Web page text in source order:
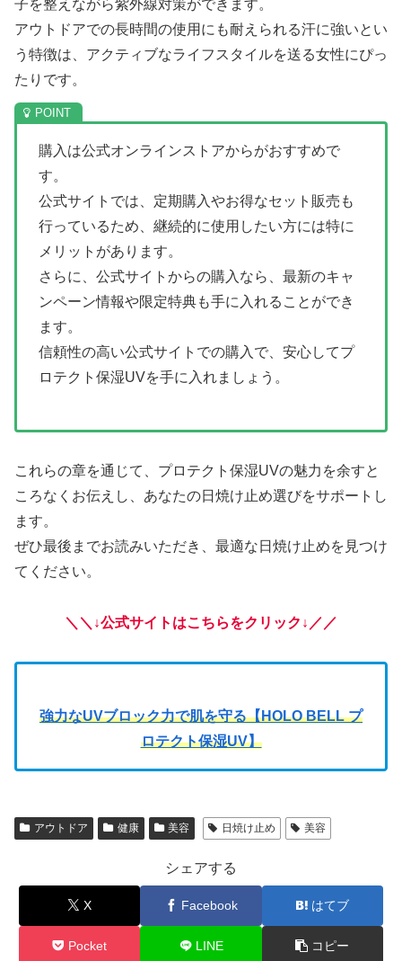
子を整えながら紫外線対策ができます。
アウトドアでの長時間の使用にも耐えられる汗に強いとい
う特徴は、アクティブなライフスタイルを送る女性にぴっ
たりです。
購入は公式オンラインストアからがおすすめで
す。
公式サイトでは、定期購入やお得なセット販売も
行っているため、継続的に使用したい方には特に
メリットがあります。
さらに、公式サイトからの購入なら、最新のキャ
ンペーン情報や限定特典も手に入れることができ
ます。
信頼性の高い公式サイトでの購入で、安心してプ
ロテクト保湿UVを手に入れましょう。
これらの章を通じて、プロテクト保湿UVの魅力を余すと
ころなくお伝えし、あなたの日焼け止め選びをサポートし
ます。
ぜひ最後までお読みいただき、最適な日焼け止めを見つけ
てください。
＼＼↓公式サイトはこちらをクリック↓／／
強力なUVブロック力で肌を守る【HOLO BELL プ
ロテクト保湿UV】
アウトドア 健康 美容 日焼け止め 美容
シェアする
X Facebook はてブ
Pocket LINE コピー